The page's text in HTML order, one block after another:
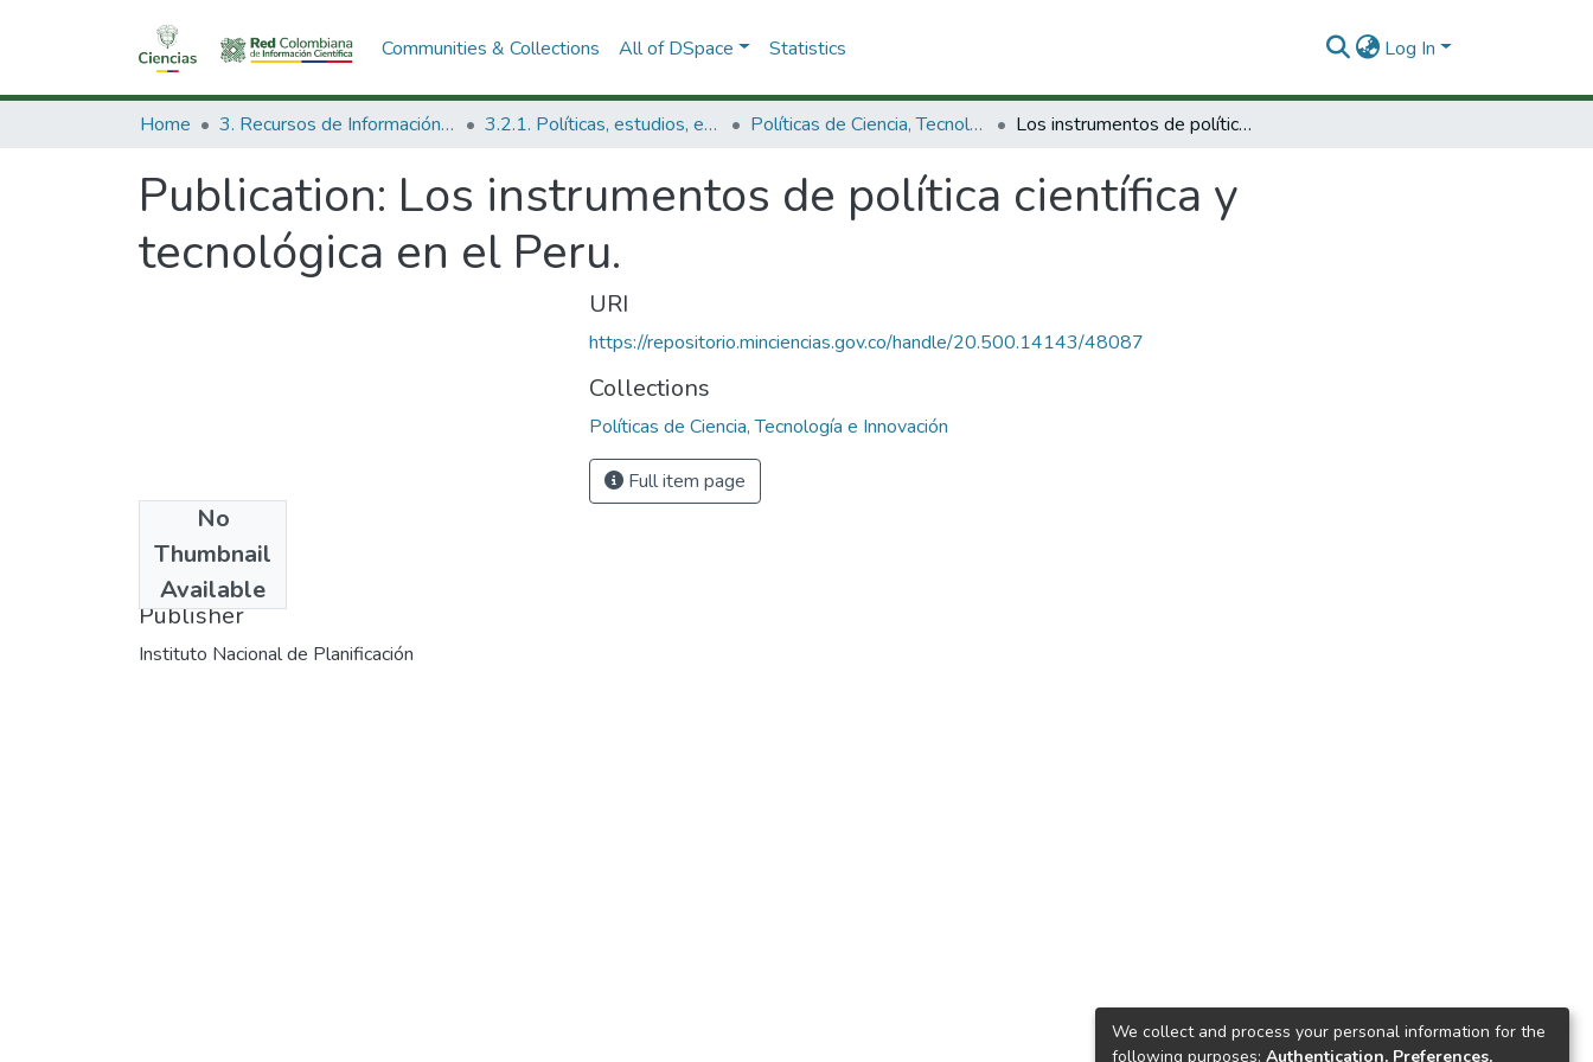
Communities & Collections All of DSpace Statistics Log In
Home 3. Recursos de Información Científica y Tecnológica 3.2.1. Políticas, estudios, evaluaciones e indicadores de CTeI Políticas de Ciencia, Tecnología e Innovación Los instrumentos de política científica y tecnológica en el Peru.
Publication: Los instrumentos de política científica y
tecnológica en el Peru.
No
Thumbnail
Available
1978
Publisher
Instituto Nacional de Planificación
URI
https://repositorio.minciencias.gov.co/handle/20.500.14143/48087
Collections
Políticas de Ciencia, Tecnología e Innovación
Full item page
We collect and process your personal information for the
following purposes: Authentication, Preferences,